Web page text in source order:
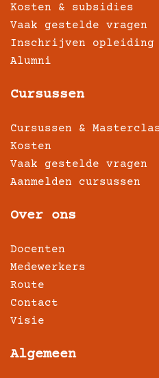
Kosten & subsidies
Vaak gestelde vragen
Inschrijven opleiding
Alumni
Cursussen
Cursussen &
Kosten
Vaak gestelde vragen
Aanmelden cursussen
Over ons
Docenten
Medewerkers
Route
Contact
Visie
Algemeen